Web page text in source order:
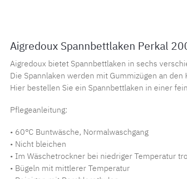
Aigredoux Spannbettlaken Perkal
Aigredoux bietet Spannbettlaken in sechs
Die Spannlaken werden mit Gummizügen an
Hier bestellen Sie ein Spannbettlaken in einer
Pflegeanleitung:
• 60°C Buntwäsche, Normalwaschgang
• Nicht bleichen
• Im Wäschetrockner bei niedriger Temperatur
• Bügeln mit mittlerer Temperatur